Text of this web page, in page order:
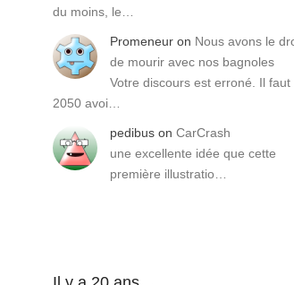
du moins, le…
Promeneur on Nous avons le
de mourir avec nos bagnoles
Votre discours est erroné. Il faut
2050 avoi…
pedibus on CarCrash
une excellente idée que cette
première illustratio…